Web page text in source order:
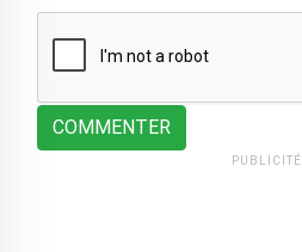
COMMENTER
PUBLICITÉ